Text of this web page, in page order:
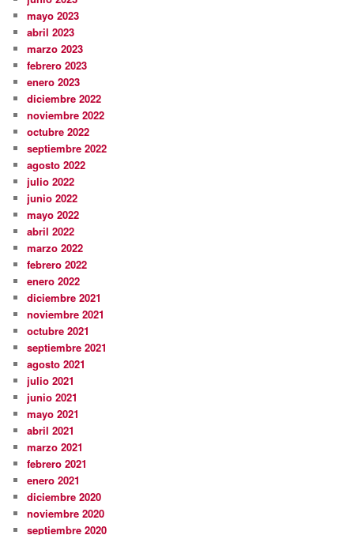
mayo 2023
abril 2023
marzo 2023
febrero 2023
enero 2023
diciembre 2022
noviembre 2022
octubre 2022
septiembre 2022
agosto 2022
julio 2022
junio 2022
mayo 2022
abril 2022
marzo 2022
febrero 2022
enero 2022
diciembre 2021
noviembre 2021
octubre 2021
septiembre 2021
agosto 2021
julio 2021
junio 2021
mayo 2021
abril 2021
marzo 2021
febrero 2021
enero 2021
diciembre 2020
noviembre 2020
septiembre 2020